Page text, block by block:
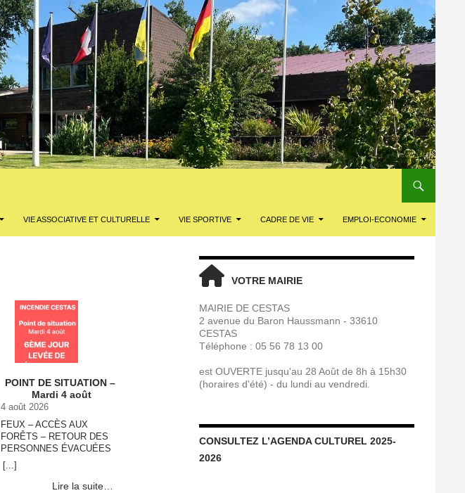
VIE ASSOCIATIVE ET CULTURELLE VIE SPORTIVE CADRE DE VIE EMPLOI-ECONOMIE
POINT DE SITUATION –
Mardi 4 août
4 août 2026
FEUX – ACCÈS AUX
FORÊTS – RETOUR DES
PERSONNES ÉVACUÉES
Incendie : situation stable
Selon le dernier point
effectué à 16h30 avec le
[...]
Lire la suite…
VOTRE MAIRIE
MAIRIE DE CESTAS
2 avenue du Baron Haussmann - 33610
CESTAS
Téléphone : 05 56 78 13 00
est OUVERTE jusqu'au 28 Août de 8h à 15h30
(horaires d'été) - du lundi au vendredi.
CONSULTEZ L’AGENDA CULTUREL 2025-
2026